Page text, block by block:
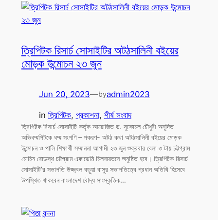
ত্রিপিটক রিসার্চ সোসাইটির অটঠসালিনী বইয়ের
মোড়ক উন্মোচন ২৩ জুন
Jun 20, 2023—byadmin2023
in ত্রিপিটক, প্রকাশনা, শীর্ষ সংবাদ
ত্রিপিটক রিসার্চ সোসাইটি কর্তৃক আয়োজিত ড. সুকোমল চৌধুরী অনূদিত
অভিধম্মপিটকে ধম্ম সংগণি – পকরণ- অটঠ কথা অটঠসালিনী বইয়ের মোড়ক
উন্মোচন ও পালি শিক্ষার্থী সম্মাননা আগামী ২৩ জুন শুক্রবার বেলা ৩ টায় চট্টগ্রাম
মোমিন রোডস্থ চট্টগ্রাম একাডেমি মিলনায়তনে অনুষ্ঠিত হবে। ত্রিপিটক রিসার্চ
সোসাইটি’র সভাপতি উজ্জ্বল বড়ুয়া বাসুর সভাপতিত্বে প্রধান অতিথি হিসেবে
উপস্থিত থাকবেন বাংলাদেশ বৌদ্ধ সাংস্কৃতিক…